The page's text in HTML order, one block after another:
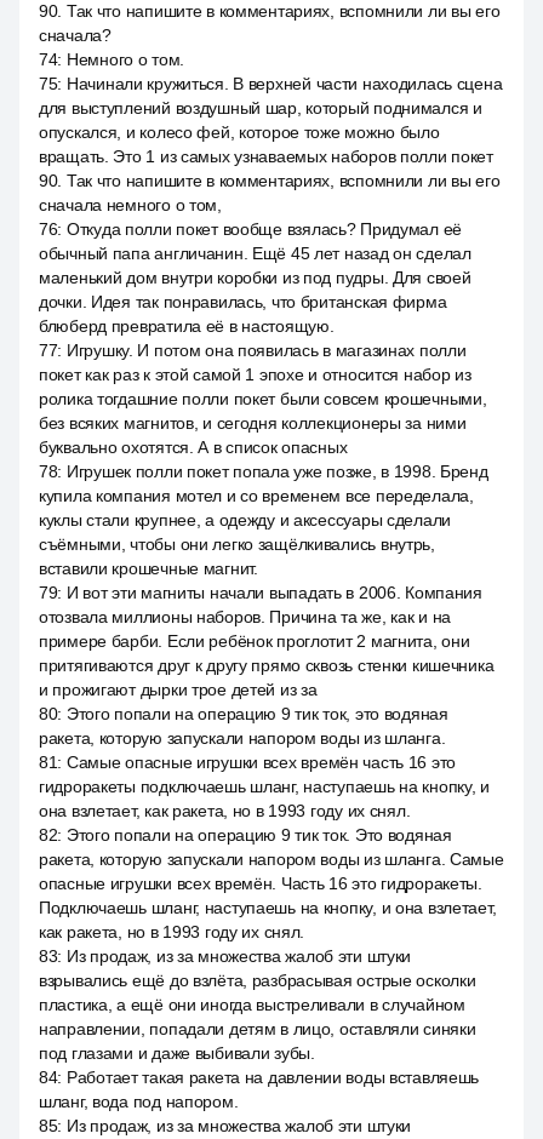
90. Так что напишите в комментариях, вспомнили ли вы его
сначала?
74: Немного о том.
75: Начинали кружиться. В верхней части находилась сцена
для выступлений воздушный шар, который поднимался и
опускался, и колесо фей, которое тоже можно было
вращать. Это 1 из самых узнаваемых наборов полли покет
90. Так что напишите в комментариях, вспомнили ли вы его
сначала немного о том,
76: Откуда полли покет вообще взялась? Придумал её
обычный папа англичанин. Ещё 45 лет назад он сделал
маленький дом внутри коробки из под пудры. Для своей
дочки. Идея так понравилась, что британская фирма
блюберд превратила её в настоящую.
77: Игрушку. И потом она появилась в магазинах полли
покет как раз к этой самой 1 эпохе и относится набор из
ролика тогдашние полли покет были совсем крошечными,
без всяких магнитов, и сегодня коллекционеры за ними
буквально охотятся. А в список опасных
78: Игрушек полли покет попала уже позже, в 1998. Бренд
купила компания мотел и со временем все переделала,
куклы стали крупнее, а одежду и аксессуары сделали
съёмными, чтобы они легко защёлкивались внутрь,
вставили крошечные магнит.
79: И вот эти магниты начали выпадать в 2006. Компания
отозвала миллионы наборов. Причина та же, как и на
примере барби. Если ребёнок проглотит 2 магнита, они
притягиваются друг к другу прямо сквозь стенки кишечника
и прожигают дырки трое детей из за
80: Этого попали на операцию 9 тик ток, это водяная
ракета, которую запускали напором воды из шланга.
81: Самые опасные игрушки всех времён часть 16 это
гидроракеты подключаешь шланг, наступаешь на кнопку, и
она взлетает, как ракета, но в 1993 году их снял.
82: Этого попали на операцию 9 тик ток. Это водяная
ракета, которую запускали напором воды из шланга. Самые
опасные игрушки всех времён. Часть 16 это гидроракеты.
Подключаешь шланг, наступаешь на кнопку, и она взлетает,
как ракета, но в 1993 году их снял.
83: Из продаж, из за множества жалоб эти штуки
взрывались ещё до взлёта, разбрасывая острые осколки
пластика, а ещё они иногда выстреливали в случайном
направлении, попадали детям в лицо, оставляли синяки
под глазами и даже выбивали зубы.
84: Работает такая ракета на давлении воды вставляешь
шланг, вода под напором.
85: Из продаж, из за множества жалоб эти штуки